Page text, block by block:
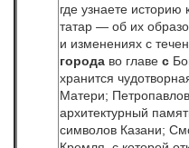
где узнаете
татар — об их
и изменениях с
города во главе с
хранится
Матери;
архитектурный
символов Казани;